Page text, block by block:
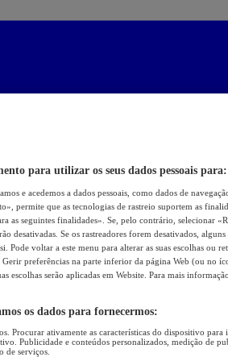
para utilizar os seus dados pessoais para:
e acedemos a dados pessoais, como dados de
permite que as tecnologias de rastreio suportem as
as seguintes finalidades». Se, pelo contrário, selecionar
desativadas. Se os rastreadores forem desativados,
Pode voltar a este menu para alterar as suas escolhas ou
preferências na parte inferior da página Web (ou no
escolhas serão aplicadas em Website. Para mais
os dados para fornecermos:
Procurar ativamente as características do dispositivo
Publicidade e conteúdos personalizados, medição de
de serviços.